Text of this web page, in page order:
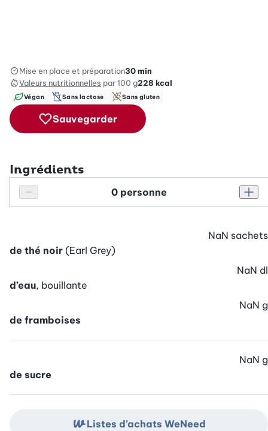
Mise en place et préparation30 min
Valeurs nutritionnelles par 100 g228 kcal
Végan Sans lactose Sans gluten
Sauvegarder
Ingrédients
Réduire le nombre de personnes
Personnes
de thé noir (Earl Grey)
NaN sachets
d’eau, bouillante
NaN dl
de framboises
NaN g
de sucre
NaN g
Listes d’achats WeNeed